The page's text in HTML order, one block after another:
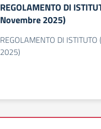
REGOLAMENTO DI
Novembre 2025)
REGOLAMENTO DI
2025)